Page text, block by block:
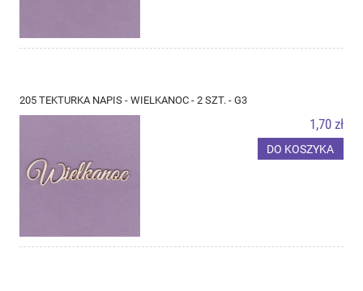
205 TEKTURKA NAPIS - WIELKANOC - 2 SZT. - G3
1,70 zł
DO KOSZYKA